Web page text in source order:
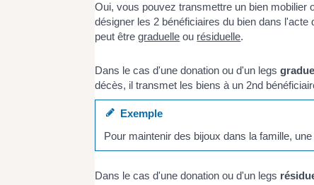
Oui, vous pouvez transmettre un bien mobilier
désigner les 2 bénéficiaires du bien dans
peut êtregraduelle ou résiduelle.
Dans le cas d'une donation ou d'un legs
décès, il transmet les biens à un 2nd
Exemple
Pour maintenir des bijoux dans la famille,
Dans le cas d'une donation ou d'un legs